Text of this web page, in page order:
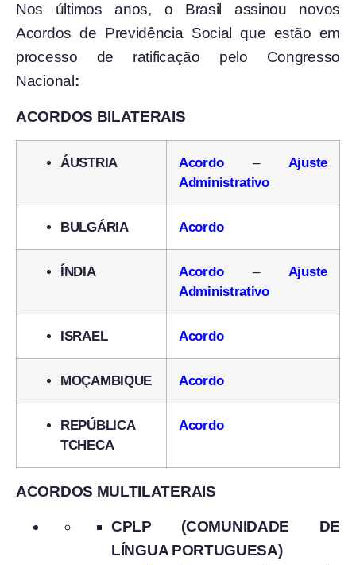
Nos últimos anos, o Brasil assinou novos
Acordos de Previdência Social que estão em
processo de ratificação pelo Congresso
Nacional :
ACORDOS BILATERAIS
ÁUSTRIA Acordo– Ajuste
Administrativo
BULGÁRIA Acordo
ÍNDIA Acordo– Ajuste
Administrativo
ISRAEL Acordo
MOÇAMBIQUE Acordo
REPÚBLICA
TCHECA
Acordo
ACORDOS MULTILATERAIS
CPLP (COMUNIDADE DE
LÍNGUA PORTUGUESA)